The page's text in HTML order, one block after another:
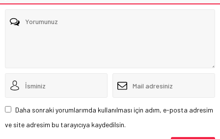
Daha sonraki yorumlarımda kullanılması için adım, e-posta adresim
ve site adresim bu tarayıcıya kaydedilsin.